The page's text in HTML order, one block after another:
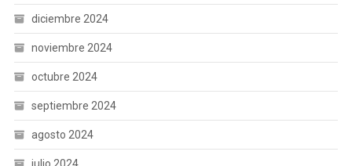
diciembre 2024
noviembre 2024
octubre 2024
septiembre 2024
agosto 2024